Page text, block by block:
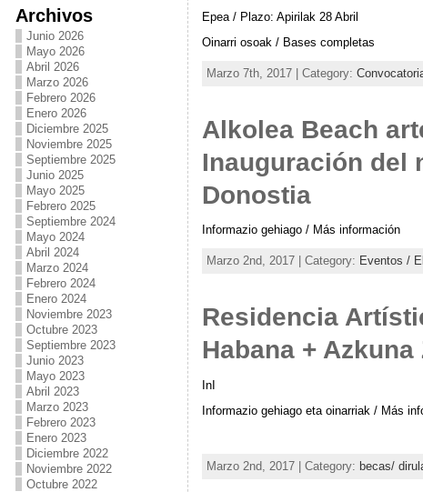
Archivos
Junio 2026
Mayo 2026
Abril 2026
Marzo 2026
Febrero 2026
Enero 2026
Diciembre 2025
Noviembre 2025
Septiembre 2025
Junio 2025
Mayo 2025
Febrero 2025
Septiembre 2024
Mayo 2024
Abril 2024
Marzo 2024
Febrero 2024
Enero 2024
Noviembre 2023
Octubre 2023
Septiembre 2023
Junio 2023
Mayo 2023
Abril 2023
Marzo 2023
Febrero 2023
Enero 2023
Diciembre 2022
Noviembre 2022
Octubre 2022
Epea / Plazo: Apirilak 28 Abril
Oinarri osoak / Bases completas
Marzo 7th, 2017 | Category:
Alkolea Beach
Inauguración del
Donostia
Informazio gehiago / Más información
Marzo 2nd, 2017 | Category: Eventos /
Residencia
Habana + Azkuna
InI
Informazio gehiago eta oinarriak / Más
Marzo 2nd, 2017 | Category: becas/